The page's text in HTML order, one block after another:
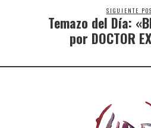
SIGUIENTE
Temazo del Día:
por DOCTOR